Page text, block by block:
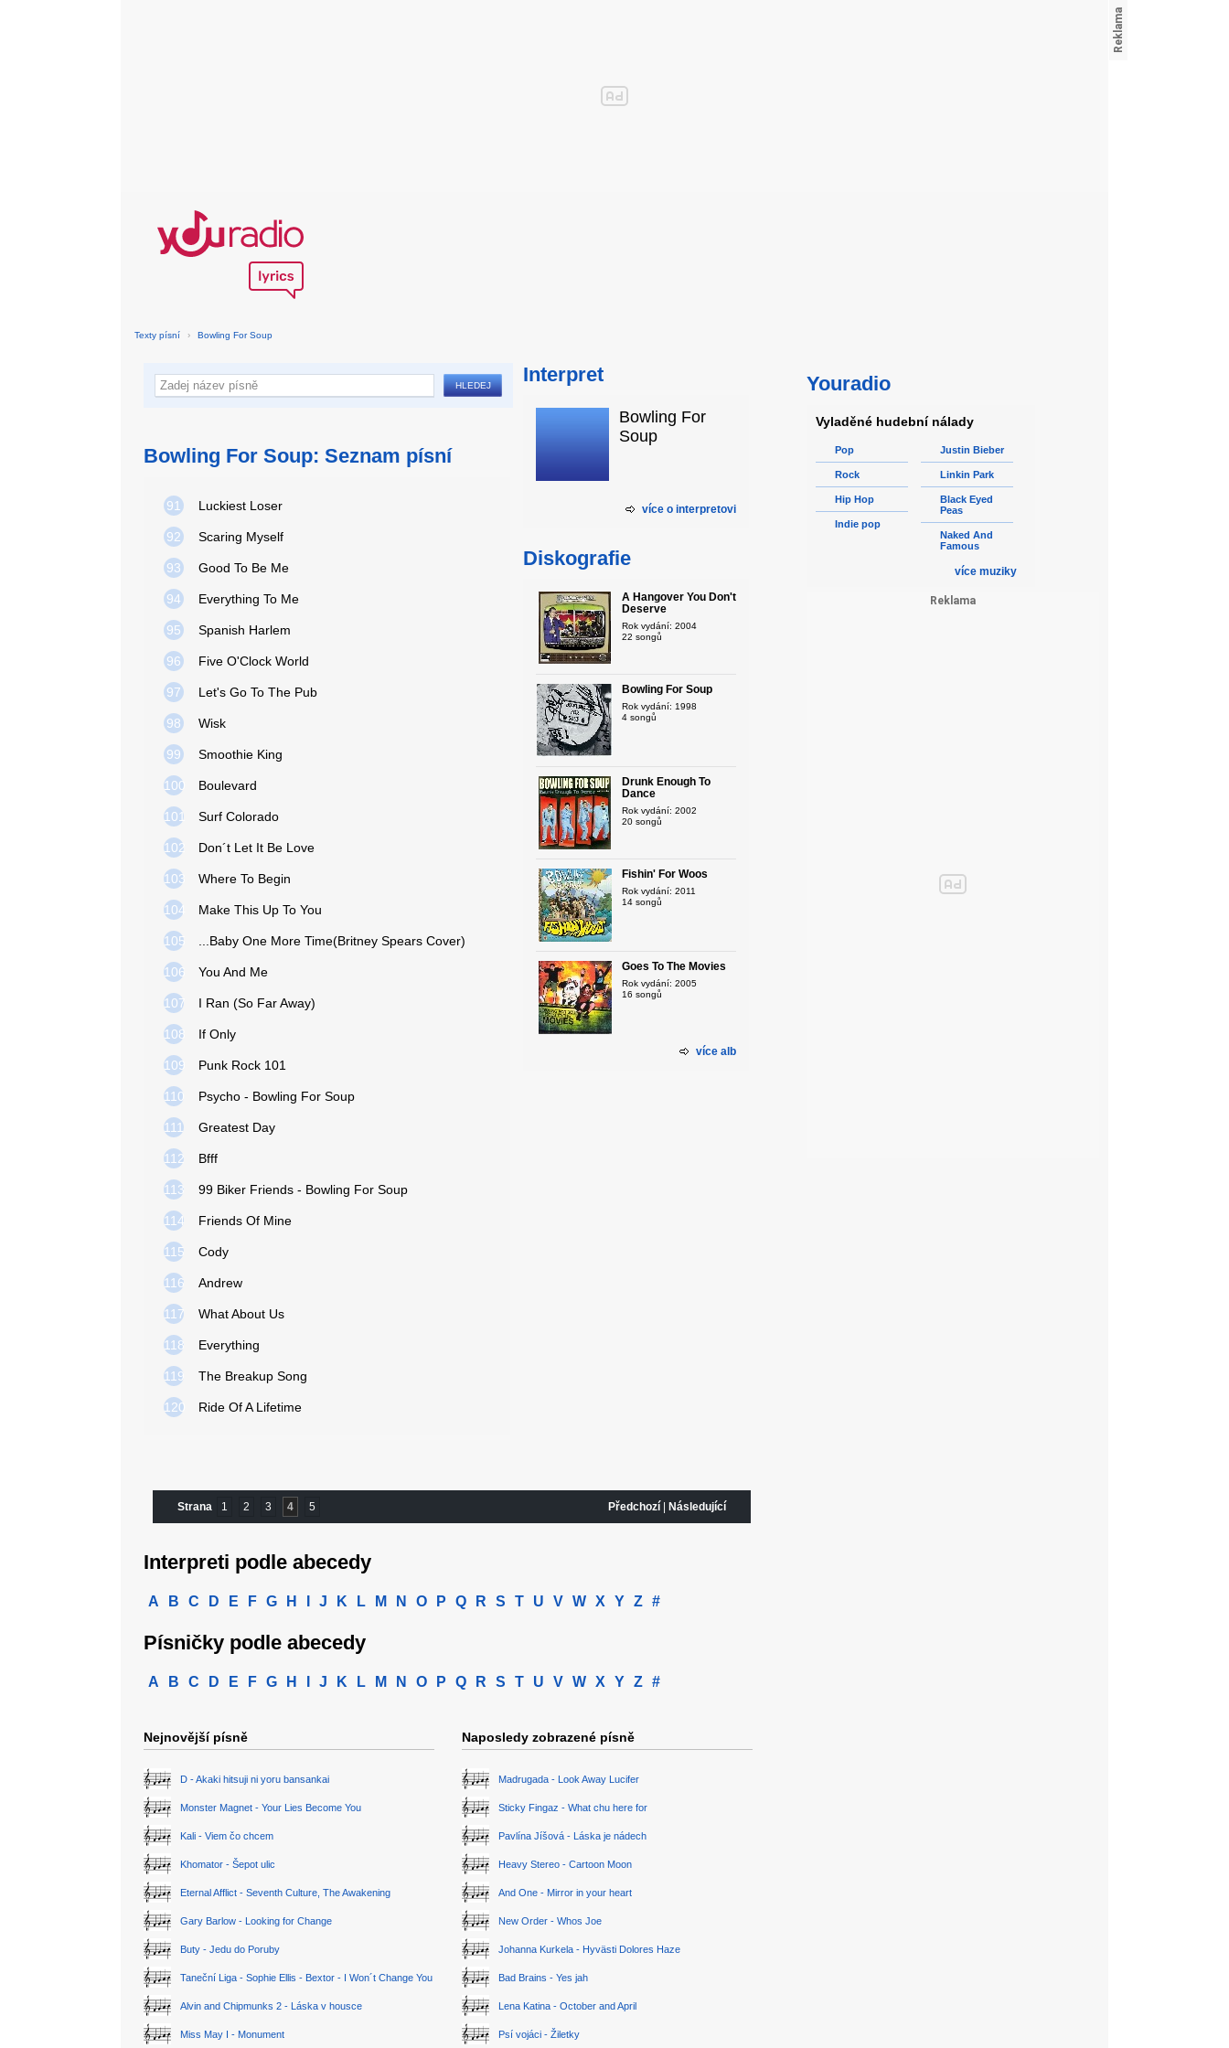
Texty písní › Bowling For Soup
Bowling For Soup: Seznam písní
91 Luckiest Loser
92 Scaring Myself
93 Good To Be Me
94 Everything To Me
95 Spanish Harlem
96 Five O'Clock World
97 Let's Go To The Pub
98 Wisk
99 Smoothie King
100 Boulevard
101 Surf Colorado
102 Don´t Let It Be Love
103 Where To Begin
104 Make This Up To You
105 ...Baby One More Time(Britney Spears Cover)
106 You And Me
107 I Ran (So Far Away)
108 If Only
109 Punk Rock 101
110 Psycho - Bowling For Soup
111 Greatest Day
112 Bfff
113 99 Biker Friends - Bowling For Soup
114 Friends Of Mine
115 Cody
116 Andrew
117 What About Us
118 Everything
119 The Breakup Song
120 Ride Of A Lifetime
Interpret
Bowling For
Soup
více o interpretovi
Diskografie
A Hangover You Don't
Deserve
Rok vydání: 2004
22 songů
Bowling For Soup
Rok vydání: 1998
4 songů
Drunk Enough To
Dance
Rok vydání: 2002
20 songů
Fishin' For Woos
Rok vydání: 2011
14 songů
Goes To The Movies
Rok vydání: 2005
16 songů
více alb
Strana 1 2 3 4 5 Předchozí Následující
Interpreti podle abecedy
A B C D E F G H J K L M N O P Q R S T U V W X Y Z #
Písničky podle abecedy
A B C D E F G H J K L M N O P Q R S T U V W X Y Z #
Nejnovější písně
D - Akaki hitsuji ni yoru bansankai
Monster Magnet - Your Lies Become You
Kali - Viem čo chcem
Khomator - Šepot ulic
Eternal Afflict - Seventh Culture, The Awakening
Gary Barlow - Looking for Change
Buty - Jedu do Poruby
Taneční Liga - Sophie Ellis - Bextor - I Won´t Change You
Alvin and Chipmunks 2 - Láska v housce
Miss May I - Monument
Naposledy zobrazené písně
Madrugada - Look Away Lucifer
Sticky Fingaz - What chu here for
Pavlína Jíšová - Láska je nádech
Heavy Stereo - Cartoon Moon
And One - Mirror in your heart
New Order - Whos Joe
Johanna Kurkela - Hyvästi Dolores Haze
Bad Brains - Yes jah
Lena Katina - October and April
Psí vojáci - Žiletky
Youradio
Vyladěné hudební nálady
Pop
Rock
Hip Hop
Indie pop
Justin Bieber
Linkin Park
Black Eyed
Peas
Naked And
Famous
více muziky